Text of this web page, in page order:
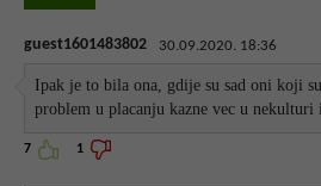
guest1601483802 30.09.2020. 18:36
Ipak je to bila ona, gdije su sad oni koji
problem u placanju kazne vec u nekulturi
7 1